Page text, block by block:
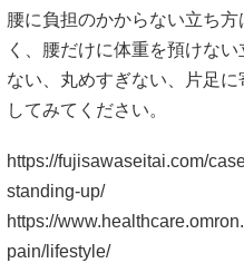
腰に負担のかからない立ち
く、腰だけに体重を預けな
ない、丸めすぎない、片足
してみてください。
https://fujisawaseitai.com/
standing-up/
https://
pain/lifestyle/